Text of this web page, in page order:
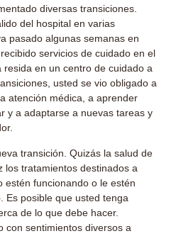
diversas transiciones.
del hospital en varias
pasado algunas semanas en
servicios de cuidado en el
en un centro de cuidado a
usted se vio obligado a
atención médica, a aprender
y a adaptarse a nuevas tareas y
transición. Quizás la salud de
los tratamientos destinados a
estén funcionando o le estén
Es posible que usted tenga
de lo que debe hacer.
con sentimientos diversos a